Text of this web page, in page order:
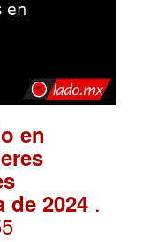
en
de 2024 .